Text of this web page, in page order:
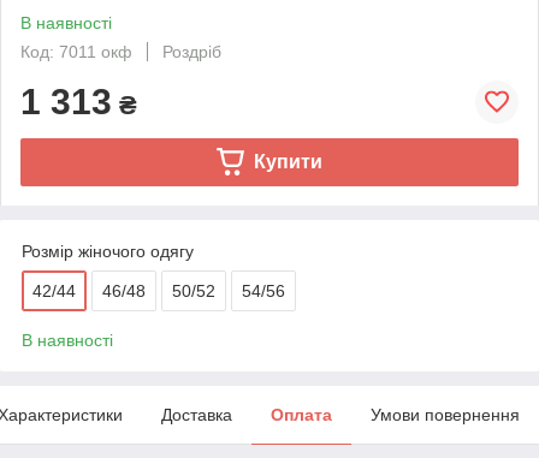
В наявності
Код: 7011 окф
Роздріб
1 313 ₴
Купити
Розмір жіночого одягу
42/44 46/48 50/52 54/56
В наявності
Доставка Оплата Умови повернення